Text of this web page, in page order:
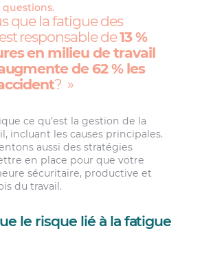
questions.
que la fatigue des
responsable de13 %
en milieu de travail
de 62 % les
?
ce qu’est la gestion de la
incluant les causes principales.
aussi des stratégies
en place pour que votre
sécuritaire, productive et
du travail.
le risque lié à la fatigue